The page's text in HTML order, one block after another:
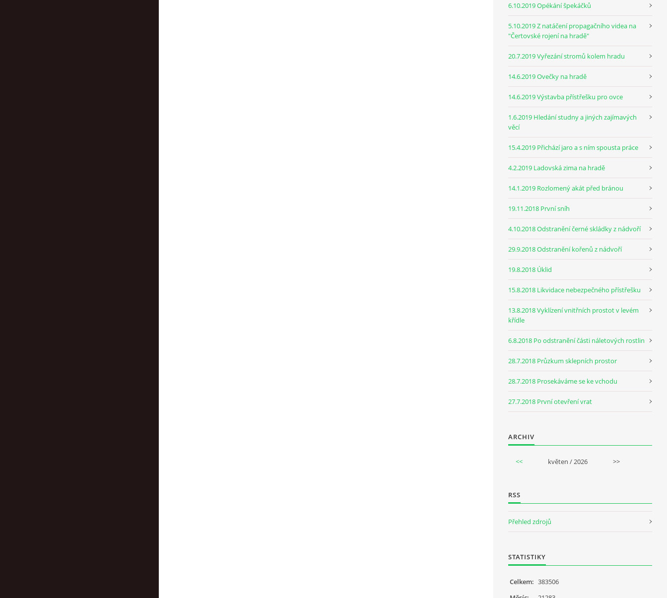
6.10.2019 Opékání špekáčků
5.10.2019 Z natáčení propagačního videa na
"Čertovské rojení na hradě"
20.7.2019 Vyřezání stromů kolem hradu
14.6.2019 Ovečky na hradě
14.6.2019 Výstavba přístřešku pro ovce
1.6.2019 Hledání studny a jiných zajímavých
věcí
15.4.2019 Přichází jaro a s ním spousta práce
4.2.2019 Ladovská zima na hradě
14.1.2019 Rozlomený akát před bránou
19.11.2018 První sníh
4.10.2018 Odstranění černé skládky z nádvoří
29.9.2018 Odstranění kořenů z nádvoří
19.8.2018 Úklid
15.8.2018 Likvidace nebezpečného přístřešku
13.8.2018 Vyklízení vnitřních prostot v levém
křídle
6.8.2018 Po odstranění části náletových rostlin
28.7.2018 Průzkum sklepních prostor
28.7.2018 Prosekáváme se ke vchodu
27.7.2018 První otevření vrat
ARCHIV
<< květen / 2026 >>
RSS
Přehled zdrojů
STATISTIKY
Celkem: 383506